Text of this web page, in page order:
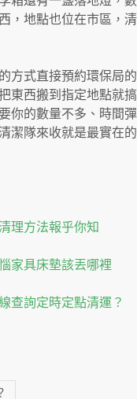
，地點也位在市區，清
方式直接預約環保局的
東西搬到指定地點就搞
你的數量不多、時間彈
潔隊來收就是最實在的
理方法報乎你知
家具床墊該丟哪裡
查詢定時定點清運？